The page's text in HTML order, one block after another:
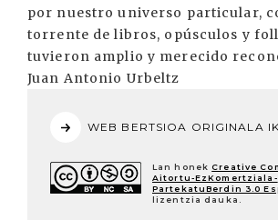
por nuestro universo particular,
torrente de libros, opúsculos y
tuvieron amplio y merecido
Juan Antonio Urbeltz
WEB BERTSIOA ORIGINALA
Lan honek Creative
Aitortu-EzKomertziala-
PartekatuBerdin 3.0
lizentzia dauka.